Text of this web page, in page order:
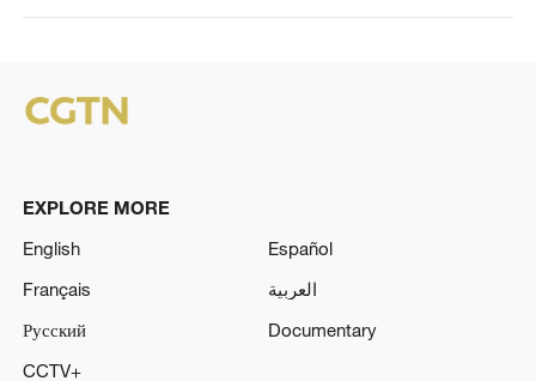
EXPLORE MORE
English
Español
Français
العربية
Русский
Documentary
CCTV+